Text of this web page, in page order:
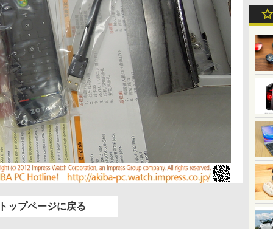
ップページに戻る